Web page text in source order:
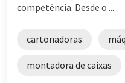
competência. Desde o ...
cartonadoras
montadora de caixas